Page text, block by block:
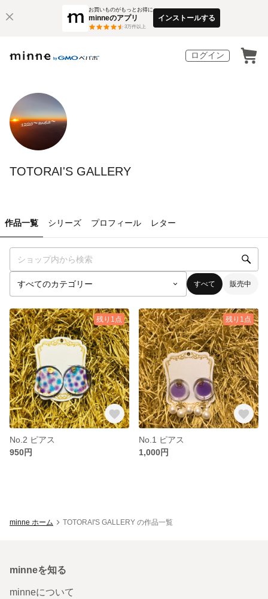
お買いものがもっとお得に
minneのアプリ
3万件以上
インストールする
ログイン
TOTORAI'S GALLERY
作品一覧 シリーズ プロフィール レター
すべて 販売中
残り1点
No.2 ピアス
950円
残り1点
No.1 ピアス
1,000円
minne ホーム TOTORAI'S GALLERY の作品一覧
minneを知る
minneについて